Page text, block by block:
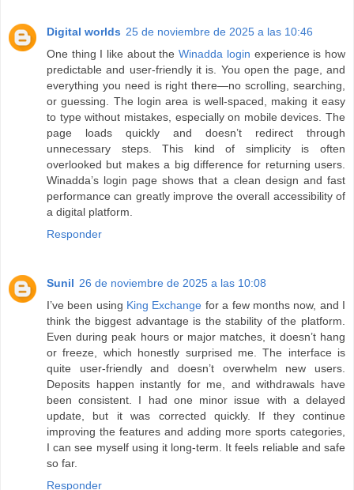
Digital worlds 25 de noviembre de 2025 a las 10:46
One thing I like about theWinadda login experience is how
predictable and user-friendly it is. You open the page, and
everything you need is right there—no scrolling, searching,
or guessing. The login area is well-spaced, making it easy
to type without mistakes, especially on mobile devices. The
page loads quickly and doesn’t redirect through
unnecessary steps. This kind of simplicity is often
overlooked but makes a big difference for returning users.
Winadda’s login page shows that a clean design and fast
performance can greatly improve the overall accessibility of
a digital platform.
Responder
Sunil 26 de noviembre de 2025 a las 10:08
I’ve been using King Exchange for a few months now, and I
think the biggest advantage is the stability of the platform.
Even during peak hours or major matches, it doesn’t hang
or freeze, which honestly surprised me. The interface is
quite user-friendly and doesn’t overwhelm new users.
Deposits happen instantly for me, and withdrawals have
been consistent. I had one minor issue with a delayed
update, but it was corrected quickly. If they continue
improving the features and adding more sports categories,
I can see myself using it long-term. It feels reliable and safe
so far.
Responder